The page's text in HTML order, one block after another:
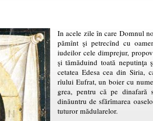
In acele zile în care Domnul
pămînt şi petrecînd cu
iudeilor cele dimprejur,
şi tămăduind toată
cetatea Edesa cea din Siria,
rîului Eufrat, un boier cu
grea, pentru că pe dinafară
dinăuntru de sfărîmarea
tuturor mădularelor.